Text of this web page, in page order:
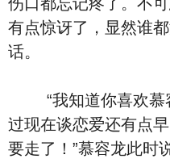
有点惊讶了，显然谁
话。
“我知道你喜欢慕
过现在谈恋爱还有点
要走了！”慕容龙此时